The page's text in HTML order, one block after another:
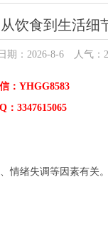
饮食到生活细
：2026-8-6 人气： 2
：YHGG8583
：3347615065
绪失调等因素有关